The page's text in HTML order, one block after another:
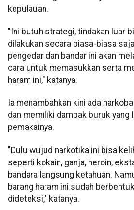
kepulauan.
"Ini butuh strategi, tindakan luar
dilakukan secara biasa-biasa
pengedar dan bandar ini akan
cara untuk memasukkan serta
haram ini," katanya.
Ia menambahkan kini ada
dan memiliki dampak buruk yang
pemakainya.
"Dulu wujud narkotika ini bisa
seperti kokain, ganja, heroin,
bandara langsung ketahuan.
barang haram ini sudah
dideteksi," katanya.